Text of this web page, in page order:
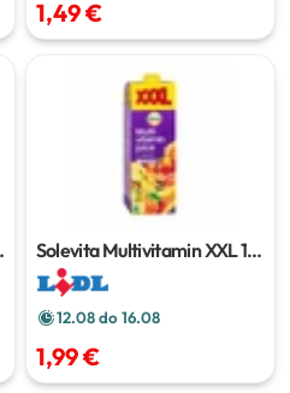
1,49 €
Solevita Multivitamin XXL1.5
l
12.08 do 16.08
1,99 €